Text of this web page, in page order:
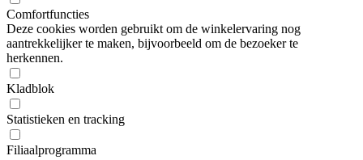
Comfortfuncties
Deze cookies worden gebruikt om de winkelervaring nog
aantrekkelijker te maken, bijvoorbeeld om de bezoeker te
herkennen.
Kladblok
Statistieken en tracking
Filiaalprogramma